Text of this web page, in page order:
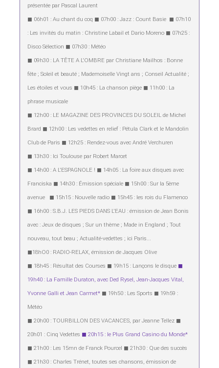
présentée par Pascal Laurent
◼︎ 06h01 : Au chant du coq ◼︎ 07h00 : Jazz : Count Basie ◼︎ 07h10
: Les invités du matin : Christine Labail et Dario Moreno ◼︎ 07h25 :
Disco Sélection ◼︎ 07h30 : Météo
◼︎ 09h30 : LA TÊTE A L'OMBRE par Christiane Mailhos : Bonne
fête ; Soleil et beauté ; Mademoiselle Vingt ans ; Conseil Actualité ;
Les étoiles et vous ◼︎ 10h45 : La chanson piège ◼︎ 11h00 : La
phrase musicale
◼︎ 12h00 : LE MAGAZINE DES PROVINCES DU SOLEIL de Michel
Brard ◼︎ 12h00 : Les vedettes en relief : Pétula Clark et le Mandolin
Club de Paris ◼︎ 12h25 : Rendez-vous avec André Verchuren
◼︎ 13h30 : Ici Toulouse par Robert Marcet
◼︎ 14h00 : A L'ESPAGNOLE ! ◼︎ 14h05 : La foire aux disques avec
Franciska ◼︎ 14h30 : Émission spéciale ◼︎ 15h00 : Sur la 5ème
avenue ◼︎ 15h15 : Nouvelle radio ◼︎ 15h45 : les rois du Flamenco
◼︎ 16h00 : S.B.J. LES PIEDS DANS L'EAU : émission de Jean Bonis
avec : Jeux de disques ; Sur un thème ; Made in England ; Tout
nouveau, tout beau ; Actualité-vedettes ; ici Paris...
◼︎18hO0 : RADIO-RELAX, émission de Jacques Olive
◼︎ 18h45 : Résultat des Courses ◼︎ 19h15 : Lançons le disque ◼︎
19h40 : La Famille Duraton, avec Ded Rysel, Jean-Jacques Vital,
Yvonne Galli et Jean Carmet* ◼︎ 19h50 : Les Sports ◼︎ 19h59 :
Météo
◼︎ 20h00 : TOURBILLON DES VACANCES, par Jeanne Tellez ◼︎
20h01 : Cinq Vedettes ◼︎ 20h15 : le Plus Grand Casino du Monde*
◼︎ 21h00 : Les 15mn de Franck Pourcel ◼︎ 21h30 : Que des succès
◼︎ 21h30 : Charles Trénet, toutes ses chansons, émission de